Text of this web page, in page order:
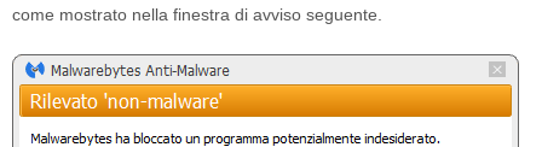
come mostrato nella finestra di avviso seguente.